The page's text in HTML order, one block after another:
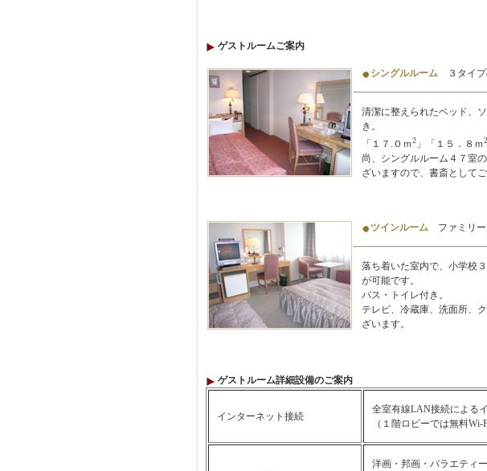
ゲストルームご案内
シングルルーム ３タイプ
清潔に整えられたベッド、
き。
「１７.０ｍ2 」「１５．８ｍ2
尚、シングルルーム４７室
ざいますので、書斎として
ツインルーム ファミリー
落ち着いた室内で、小学校
が可能です。
バス・トイレ付き。
テレビ、冷蔵庫、洗面所、
ざいます。
ゲストルーム詳細設備のご案内
インターネット接続
全室有線LAN接続による
（１階ロビーでは無料
洋画・邦画・バラエティ